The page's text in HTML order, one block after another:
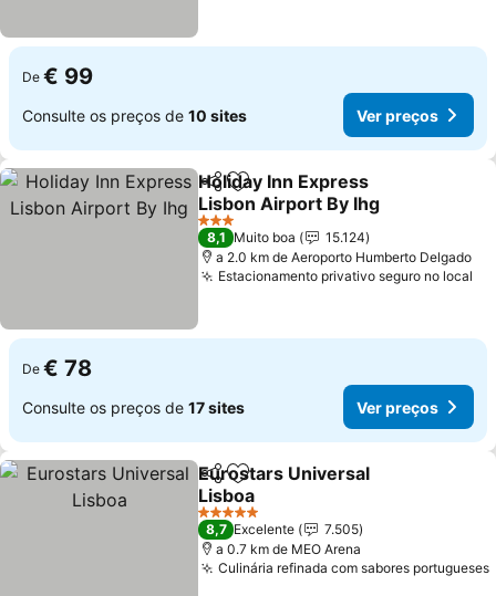
De € 99
Consulte os preços de 10 sites Ver preços
PartilharAdicionar aos favoritos
Holiday Inn Express
Lisbon Airport By Ihg
Ver preços
3 Estrelas
8,1 Muito boa
15.124
a 2.0 km de Aeroporto Humberto Delgado
Estacionamento privativo seguro no local
De € 78
Consulte os preços de 17 sites Ver preços
PartilharAdicionar aos favoritos
Eurostars Universal
Lisboa
Ver preços
5 Estrelas
8,7 Excelente
7.505
a 0.7 km de MEO Arena
Culinária refinada com sabores portugueses